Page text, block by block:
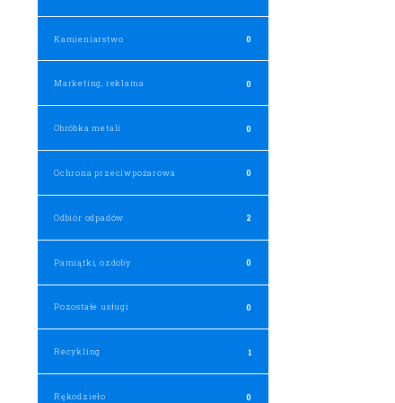
Kamieniarstwo 0
Marketing, reklama 0
Obróbka metali 0
Ochrona przeciwpożarowa 0
Odbiór odpadów 2
Pamiątki, ozdoby 0
Pozostałe usługi 0
Recykling 1
Rękodzieło 0